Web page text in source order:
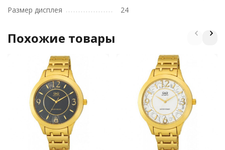
Размер дисплея
24
Похожие товары